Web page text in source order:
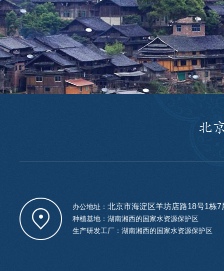
办公地址： 北京市海淀区羊坊店路18号1栋7
种植基地：湖南湘西的国家水资源保护区
生产研发工厂：湖南湘西的国家水资源保护区